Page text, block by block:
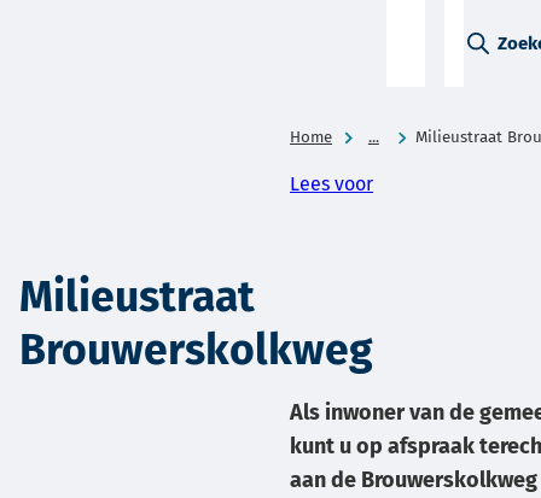
Home ... Milieustraat
Lees voor
Milieustraat
Brouwerskolkweg
Als inwoner van de
kunt u op afspraak
aan de